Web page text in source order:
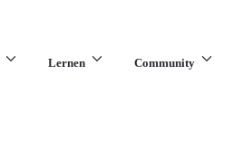
Lernen Community